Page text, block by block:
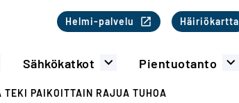
Toinen valikko
Helmi-palvelu Häiriökartta
Sähkökatkot Pientuotanto
TEKI PAIKOITTAIN RAJUA TUHOA